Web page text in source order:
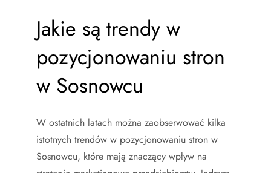
Jakie są trendy w
pozycjonowaniu stron
w Sosnowcu
W ostatnich latach można zaobserwować kilka
istotnych trendów w pozycjonowaniu stron w
Sosnowcu, które mają znaczący wpływ na